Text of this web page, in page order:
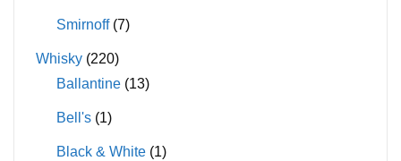
Smirnoff (7)
Whisky (220)
Ballantine (13)
Bell's (1)
Black & White (1)